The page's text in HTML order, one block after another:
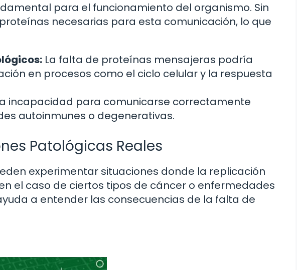
para el funcionamiento del organismo. Sin
necesarias para esta comunicación, lo que
La falta de proteínas mensajeras podría
en procesos como el ciclo celular y la respuesta
incapacidad para comunicarse correctamente
autoinmunes o degenerativas.
Patológicas Reales
experimentar situaciones donde la replicación
el caso de ciertos tipos de cáncer o enfermedades
a entender las consecuencias de la falta de